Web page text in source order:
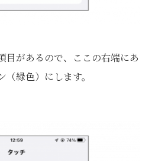
目があるので、ここの右端にあ
緑色）にします。